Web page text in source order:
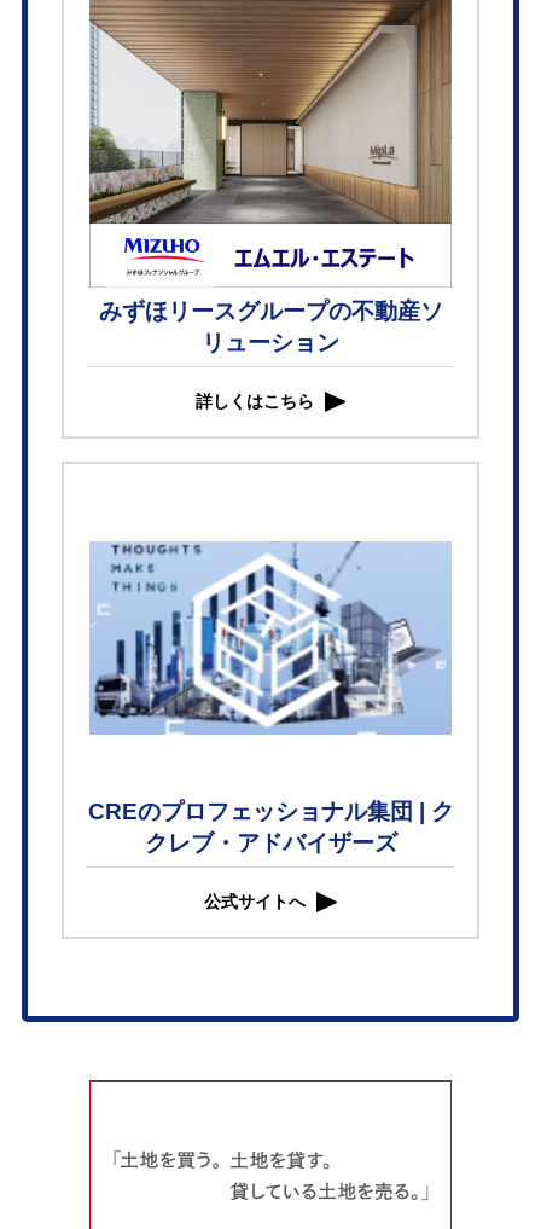
みずほリースグループの不動産ソ
リューション
詳しくはこちら
CREのプロフェッショナル集団 | ク
クレブ・アドバイザーズ
公式サイトへ